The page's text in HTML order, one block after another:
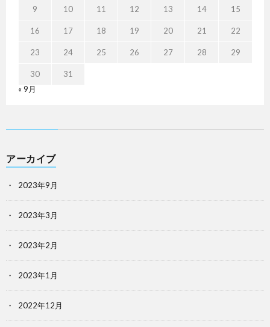
9 10 11 12 13 14 15
16 17 18 19 20 21 22
23 24 25 26 27 28 29
30
31
« 9月
アーカイブ
2023年9月
2023年3月
2023年2月
2023年1月
2022年12月